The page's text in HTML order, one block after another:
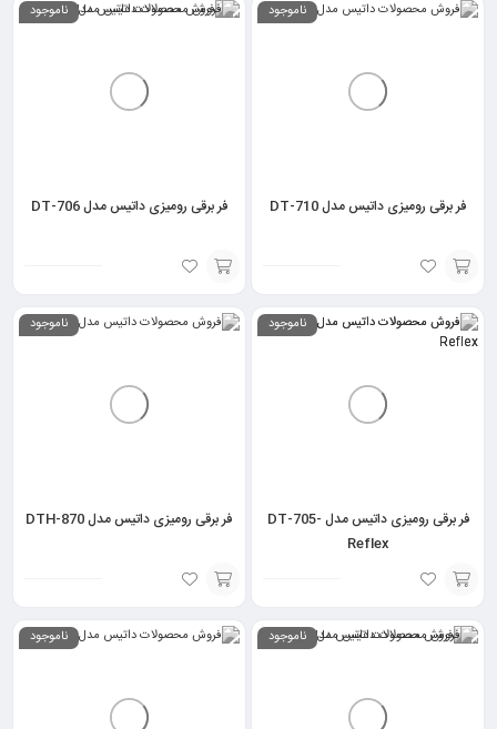
گزینه
گزینه
ناموجود
فر برقی رومیزی داتیس مدل DT-710
گزینه
ناموجود
فر برقی رومیزی داتیس مدل DT-706
گزینه
ناموجود
فر برقی رومیزی داتیس مدل DT-705-
Reflex
گزینه
ناموجود
فر برقی رومیزی داتیس مدل DTH-870
گزینه
ناموجود ناموجود